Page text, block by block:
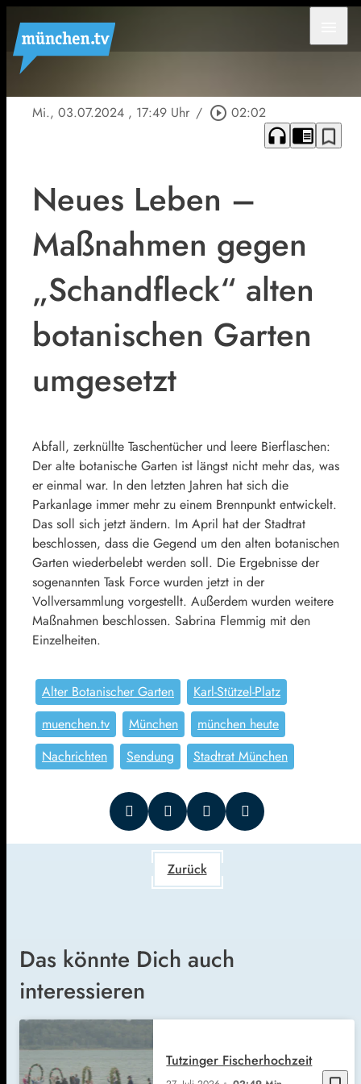
Mi., 03.07.2024 , 17:49 Uhr / play_circle_outline 02:02
headphones chrome_reader_mode bookmark_border
Neues Leben –
Maßnahmen gegen
„Schandfleck“ alten
botanischen Garten
umgesetzt
Abfall, zerknüllte Taschentücher und leere Bierflaschen:
Der alte botanische Garten ist längst nicht mehr das, was
er einmal war. In den letzten Jahren hat sich die
Parkanlage immer mehr zu einem Brennpunkt entwickelt.
Das soll sich jetzt ändern. Im April hat der Stadtrat
beschlossen, dass die Gegend um den alten botanischen
Garten wiederbelebt werden soll. Die Ergebnisse der
sogenannten Task Force wurden jetzt in der
Vollversammlung vorgestellt. Außerdem wurden weitere
Maßnahmen beschlossen. Sabrina Flemmig mit den
Einzelheiten.
Alter Botanischer Garten
Karl-Stützel-Platz
muenchen.tv
München
münchen heute
Nachrichten
Sendung Stadtrat München
Zurück
Das könnte Dich auch
interessieren
Tutzinger Fischerhochzeit